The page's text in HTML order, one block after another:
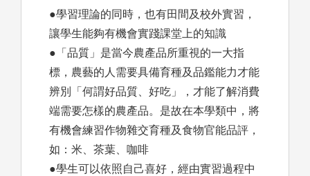
●學習理論的同時，也有田間及校外實習，
讓學生能夠有機會實踐課堂上的知識
●「品質」是當今農產品所重視的一大指
標，農藝的人需要具備育種及品鑑能力才能
辨別「何謂好品質、好吃」，才能了解消費
端需要怎樣的農產品。是故在本學類中，將
有機會練習作物雜交育種及食物官能品評，
如：米、茶葉、咖啡
●學生可以依照自己喜好，經由實習過程中